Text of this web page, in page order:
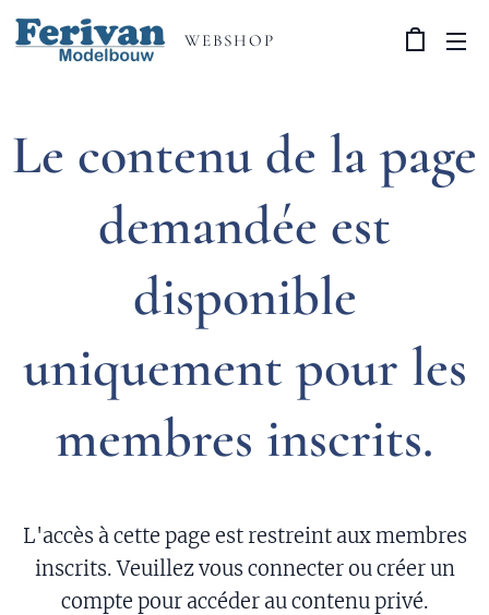
WEBSHOP
Le contenu de la page
demandée est
disponible
uniquement pour les
membres inscrits.
L'accès à cette page est restreint aux membres
inscrits. Veuillez vous connecter ou créer un
compte pour accéder au contenu privé.